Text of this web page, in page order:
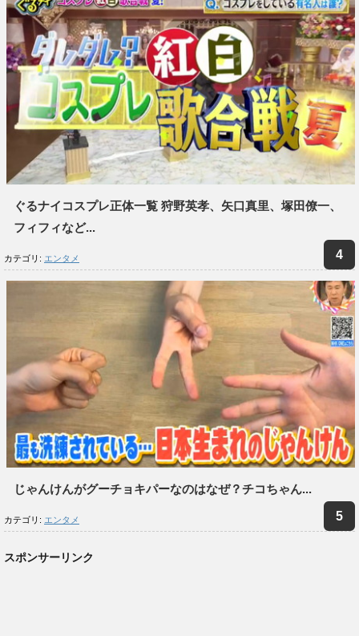
ぐるナイコスプレ正体一覧 狩野英孝、矢口真里、塚田僚一、
フィフィなど...
カテゴリ: エンタメ
じゃんけんがグーチョキパーなのはなぜ？チコちゃん...
カテゴリ: エンタメ
スポンサーリンク